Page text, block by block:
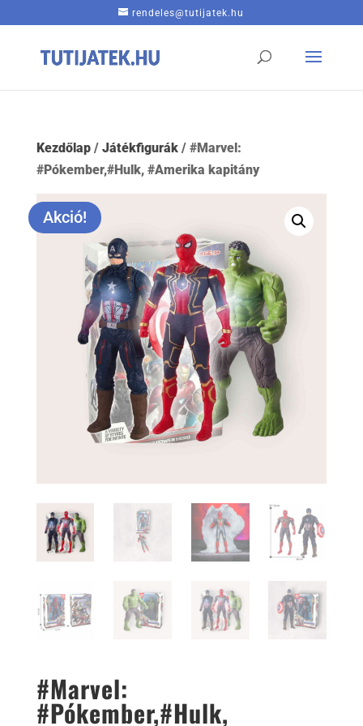
rendeles@tutijatek.hu
Kezdőlap/ Játékfigurák/ #Marvel:
#Pókember,#Hulk, #Amerika kapitány
Akció!
#Marvel:
#Pókember,#Hulk,